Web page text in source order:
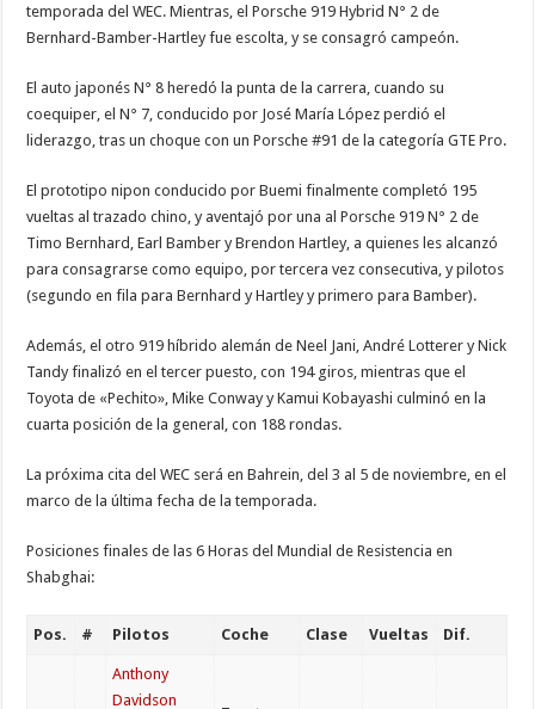
temporada del WEC. Mientras, el Porsche 919 Hybrid N° 2 de
Bernhard-Bamber-Hartley fue escolta, y se consagró campeón.
El auto japonés N° 8 heredó la punta de la carrera, cuando su
coequiper, el N° 7, conducido por José María López perdió el
liderazgo, tras un choque con un Porsche #91 de la categoría GTE Pro.
El prototipo nipon conducido por Buemi finalmente completó 195
vueltas al trazado chino, y aventajó por una al Porsche 919 N° 2 de
Timo Bernhard, Earl Bamber y Brendon Hartley, a quienes les alcanzó
para consagrarse como equipo, por tercera vez consecutiva, y pilotos
(segundo en fila para Bernhard y Hartley y primero para Bamber).
Además, el otro 919 híbrido alemán de Neel Jani, André Lotterer y Nick
Tandy finalizó en el tercer puesto, con 194 giros, mientras que el
Toyota de «Pechito», Mike Conway y Kamui Kobayashi culminó en la
cuarta posición de la general, con 188 rondas.
La próxima cita del WEC será en Bahrein, del 3 al 5 de noviembre, en el
marco de la última fecha de la temporada.
Posiciones finales de las 6 Horas del Mundial de Resistencia en
Shabghai:
Pos. # Pilotos Coche Clase Vueltas Dif.
Anthony
Davidson